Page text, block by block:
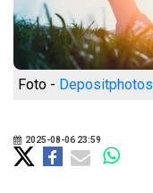
Foto - Depositphotos
2025-08-06 23:59